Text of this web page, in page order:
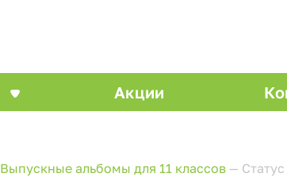
Акции
Выпускные альбомы для 11 классов— Статус